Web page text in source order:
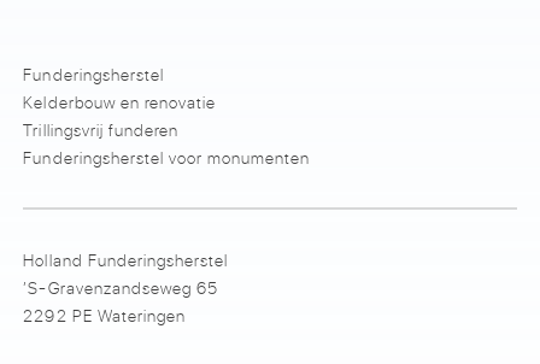
Funderingsherstel
Kelderbouw en renovatie
Trillingsvrij funderen
Funderingsherstel voor monumenten
Holland Funderingsherstel
’S-Gravenzandseweg 65
2292 PE Wateringen